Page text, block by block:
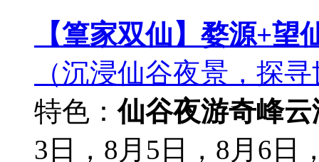
【篁家双仙】婺源+
（沉浸仙谷夜景，探
特色：仙谷夜游奇峰云
3日，8月5日，8月6日